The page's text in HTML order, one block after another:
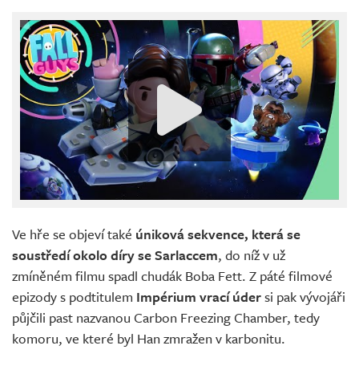
Ve hře se objeví také úniková sekvence, která se
soustředí okolo díry se Sarlaccem, do níž v už
zmíněném filmu spadl chudák Boba Fett. Z páté filmové
epizody s podtitulem Impérium vrací údersi pak vývojáři
půjčili past nazvanou Carbon Freezing Chamber, tedy
komoru, ve které byl Han zmražen v karbonitu.